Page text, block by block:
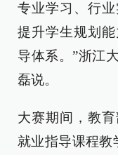
专业学习、行
提升学生规划
导体系。”浙江
磊说。
大赛期间，教
就业指导课程教